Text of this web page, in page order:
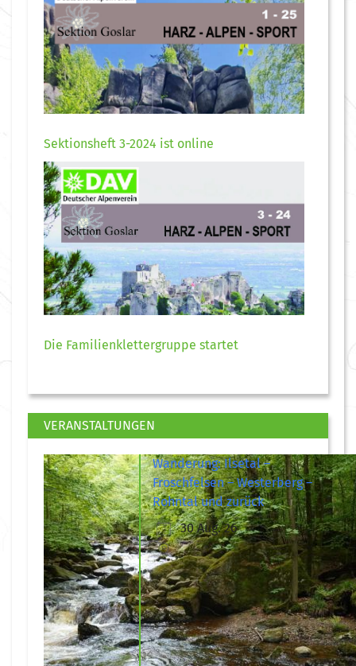
Sektionsheft 3-2024 ist online
Die Familienklettergruppe startet
VERANSTALTUNGEN
Wanderung: Ilsetal –
Froschfelsen – Westerberg –
Rohntal und zurück
30 Aug. 26